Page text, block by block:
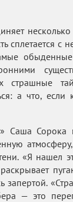
сплетается с
страшные
а что,
Саша Сорока
«Я нашел
запертой.
— это